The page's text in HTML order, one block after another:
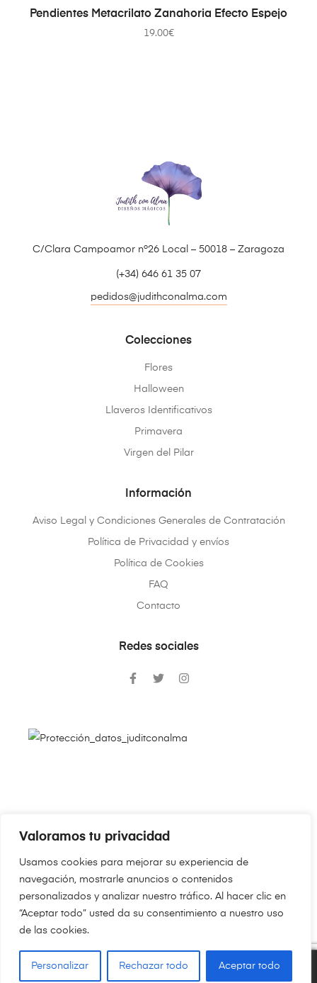
Valoramos tu privacidad
Usamos cookies para mejorar su experiencia de
navegación, mostrarle anuncios o contenidos
personalizados y analizar nuestro tráfico. Al hacer clic en
“Aceptar todo” usted da su consentimiento a nuestro uso
de las cookies.
Personalizar Rechazar todo Aceptar todo
AÑADIR AL CARRITO
Pendientes Metacrilato Zanahoria Efecto Espejo
19.00€
C/Clara Campoamor nº26 Local – 50018 – Zaragoza
(+34) 646 61 35 07
pedidos@judithconalma.com
Colecciones
Flores
Halloween
Llaveros Identificativos
Primavera
Virgen del Pilar
Información
Aviso Legal y Condiciones Generales de Contratación
Política de Privacidad y envíos
Política de Cookies
FAQ
Contacto
Redes sociales
reservados.
0